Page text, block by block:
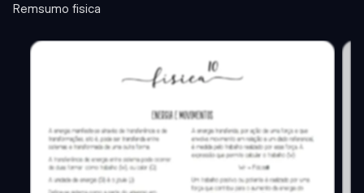
Remsumo fisica